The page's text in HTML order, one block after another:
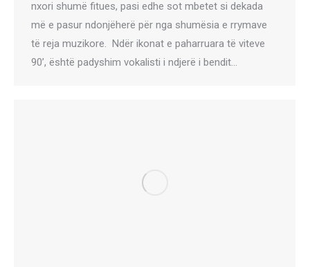
nxori shumë fitues, pasi edhe sot mbetet si dekada
më e pasur ndonjëherë për nga shumësia e rrymave
të reja muzikore. Ndër ikonat e paharruara të viteve
90’, është padyshim vokalisti i ndjerë i bendit…